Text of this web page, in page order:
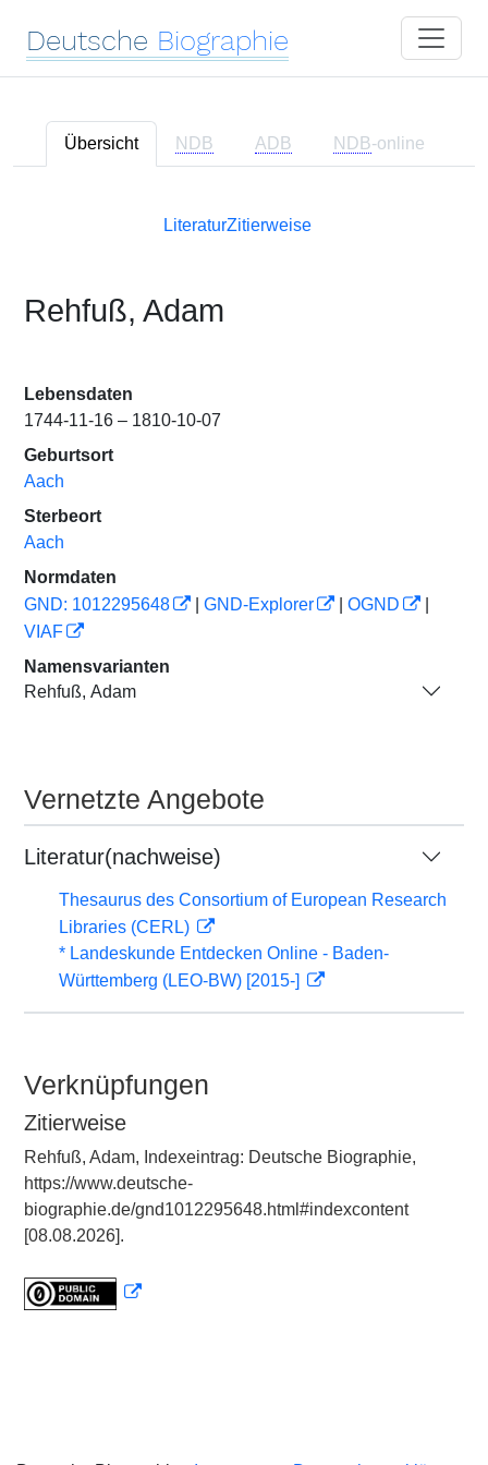
Deutsche Biographie
Übersicht NDB ADB NDB-online
LiteraturZitierweise
Rehfuß, Adam
Lebensdaten
1744-11-16 – 1810-10-07
Geburtsort
Aach
Sterbeort
Aach
Normdaten
GND: 1012295648
GND-Explorer OGND
VIAF
Namensvarianten
Rehfuß, Adam
Vernetzte Angebote
Literatur(nachweise)
Thesaurus des Consortium of European Research
Libraries (CERL)
* Landeskunde Entdecken Online - Baden-
Württemberg (LEO-BW) [2015-]
Verknüpfungen
Zitierweise
Rehfuß, Adam, Indexeintrag: Deutsche Biographie,
https://www.deutsche-
biographie.de/gnd1012295648.html#indexcontent
[08.08.2026].